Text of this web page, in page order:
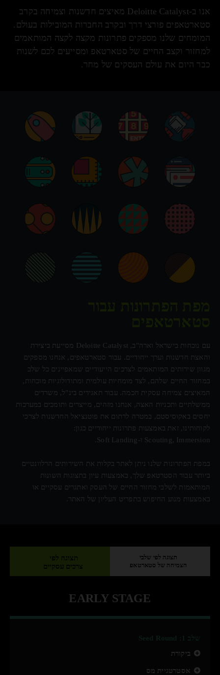
אנו ב-Deloitte Catalyst מאיצים חדשנות וצמיחה בקרב
סטארטאפים פורצי דרך ובקרב החברות המובילות בעולם.
המומחים שלנו מספקים פתרונות מקצה לקצה המותאמים
למחזור וקצב החיים של סטארטאפ ומסייעים לכם לשנות
כבר היום את עולם העסקים של מחר.
עם נוכחות בישראל וארה"ב, Deloitte Catalyst מסייעת ביצירת
והאצת חדשנות וערך ייחודיים. עבור סטארטאפים, אנחנו מספקים
מגוון שירותים המותאמים לצרכים הייעודיים שמאפיינים כל שלב
במחזור החיים שלהם, לצד מומחיות עולמית ומתודולוגיות מוכחות,
המאיצים צמיחה עסקית חכמה. עבור תאגידים בינ"ל, משרדים
ממשלתיים ותכניות האצה, אנחנו מזהים, מייצרים ותומכים במערכות
יחסים באקוסיסטם, במטרה לרתום את פוטנציאל החדשנות לצרכי
לקוחותינו, זאת באמצעות פתרונות ייחודיים כגון:
Scouting, Immersion ו-Soft Landing.
במפת הפתרונות שלנו ניתן לאתר בקלות את השירותים הרלוונטיים
ביותר עבור הסטרטאפ שלך, באמצעות עיון בתצוגות השונות
המותאמות לשלבי מחזור החיים של העסק ואתגרים עסקיים או
באמצעות מנוע החיפוש בתפריט העליון של האתר.
תצוגה לפי
צרכים עסקיים
תצוגה לפי שלבי
הצמיחה של סטארטאפ
EARLY STAGE
ביקורת
אסטרטגיית מס